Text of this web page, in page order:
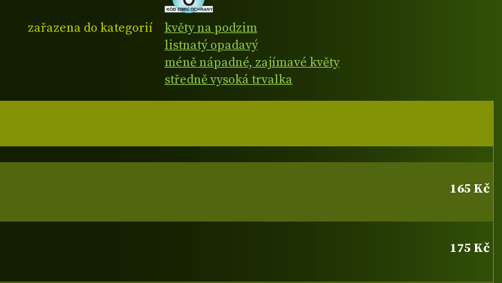
zařazena do kategorií
květy na podzim
listnatý opadavý
méně nápadné, zajímavé květy
středně vysoká trvalka
165 Kč
175 Kč